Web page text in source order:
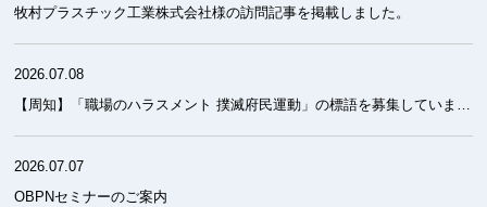
牧村プラスチック工業株式会社様の訪問記事を掲載しました。
2026.07.08
2026.07.07
OBPNセミナーのご案内